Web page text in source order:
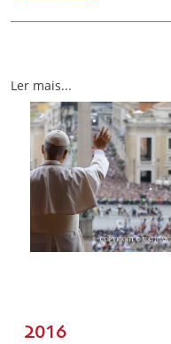
Ler mais...
2016